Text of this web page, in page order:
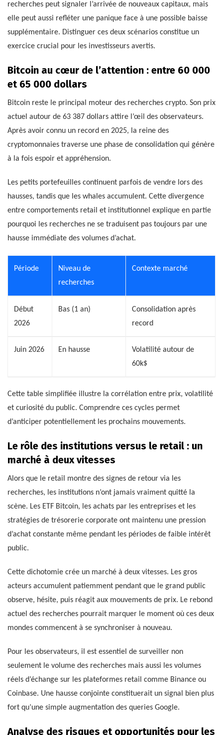
recherches peut signaler l’arrivée de nouveaux capitaux, mais
elle peut aussi refléter une panique face à une possible baisse
supplémentaire. Distinguer ces deux scénarios constitue un
exercice crucial pour les investisseurs avertis.
Bitcoin au cœur de l’attention : entre 60 000
et 65 000 dollars
Bitcoin reste le principal moteur des recherches crypto. Son prix
actuel autour de 63 387 dollars attire l’œil des observateurs.
Après avoir connu un record en 2025, la reine des
cryptomonnaies traverse une phase de consolidation qui génère
à la fois espoir et appréhension.
Les petits portefeuilles continuent parfois de vendre lors des
hausses, tandis que les whales accumulent. Cette divergence
entre comportements retail et institutionnel explique en partie
pourquoi les recherches ne se traduisent pas toujours par une
hausse immédiate des volumes d’achat.
Période
Niveau de
recherches
Contexte marché
Début
2026
Bas (1 an)
Consolidation après
record
Juin 2026 En hausse
Volatilité autour de
60k$
Cette table simplifiée illustre la corrélation entre prix, volatilité
et curiosité du public. Comprendre ces cycles permet
d’anticiper potentiellement les prochains mouvements.
Le rôle des institutions versus le retail : un
marché à deux vitesses
Alors que le retail montre des signes de retour via les
recherches, les institutions n’ont jamais vraiment quitté la
scène. Les ETF Bitcoin, les achats par les entreprises et les
stratégies de trésorerie corporate ont maintenu une pression
d’achat constante même pendant les périodes de faible intérêt
public.
Cette dichotomie crée un marché à deux vitesses. Les gros
acteurs accumulent patiemment pendant que le grand public
observe, hésite, puis réagit aux mouvements de prix. Le rebond
actuel des recherches pourrait marquer le moment où ces deux
mondes commencent à se synchroniser à nouveau.
Pour les observateurs, il est essentiel de surveiller non
seulement le volume des recherches mais aussi les volumes
réels d’échange sur les plateformes retail comme Binance ou
Coinbase. Une hausse conjointe constituerait un signal bien plus
fort qu’une simple augmentation des queries Google.
Analyse des risques et opportunités pour les